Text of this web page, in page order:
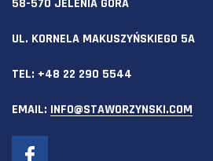
58-570 JELENIA GÓRA
UL. KORNELA MAKUSZYŃSKIEGO 5A
TEL: +48 22 290 5544
EMAIL: INFO@STAWORZYNSKI.COM